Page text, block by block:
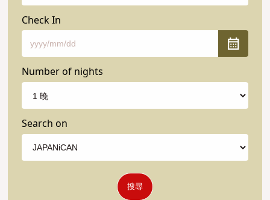
Check In
Number of nights
Search on
搜尋